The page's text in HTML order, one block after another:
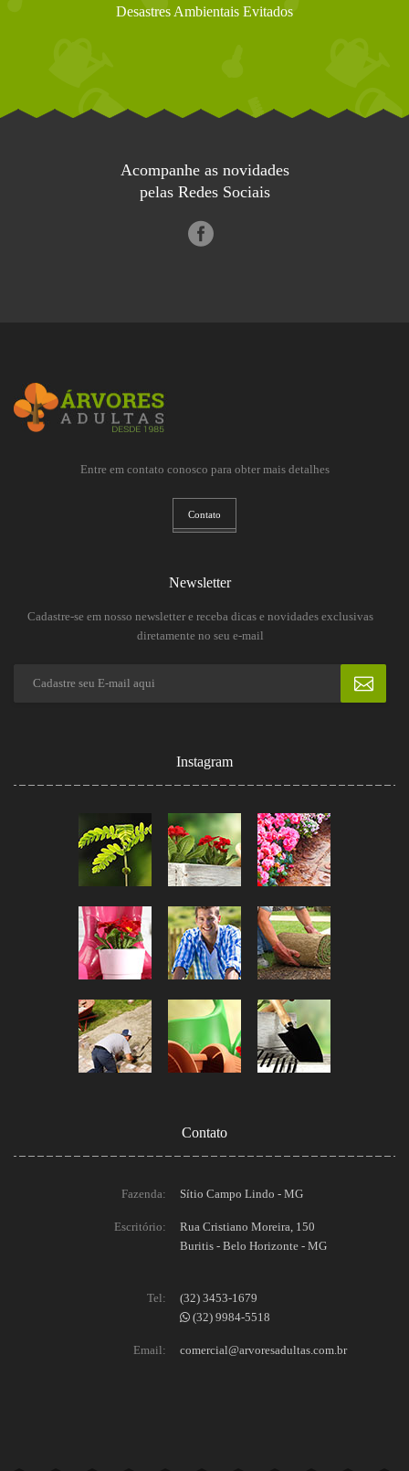
Desastres Ambientais Evitados
Acompanhe as novidades
pelas Redes Sociais
Entre em contato conosco para obter mais detalhes
Contato
Newsletter
Cadastre-se em nosso newsletter e receba dicas e novidades exclusivas
diretamente no seu e-mail
Instagram
Contato
Fazenda: Sítio Campo Lindo - MG
Escritório:
Rua Cristiano Moreira, 150
Buritis - Belo Horizonte - MG
Tel:
(32) 3453-1679
(32) 9984-5518
Email: comercial@arvoresadultas.com.br